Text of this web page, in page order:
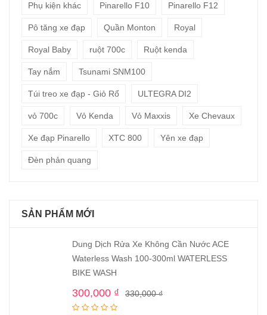
Phụ kiện khác Pinarello F10 Pinarello F12
Pô tăng xe đạp Quần Monton Royal
Royal Baby ruột 700c Ruột kenda
Tay nắm Tsunami SNM100
Túi treo xe đạp - Giỏ Rổ ULTEGRA DI2
vỏ 700c Vỏ Kenda Vỏ Maxxis Xe Chevaux
Xe đạp Pinarello XTC 800 Yên xe đạp
Đèn phản quang
SẢN PHẨM MỚI
Dung Dịch Rửa Xe Không Cần Nước ACE
Waterless Wash 100-300ml WATERLESS
BIKE WASH
330,000₫
300,000 ₫